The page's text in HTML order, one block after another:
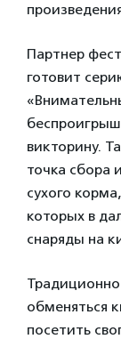
Партнер
готовит
викторину.
точка сбора
сухого
которых в
снаряды на
обменяться
посетить